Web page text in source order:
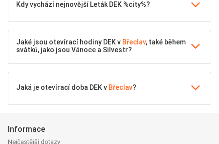
Kdy vychází nejnovější Leták DEK %city%?
Jaké jsou otevírací hodiny DEK v Břeclav, také během
svátků, jako jsou Vánoce a Silvestr?
Jaká je otevírací doba DEK v Břeclav?
Informace
Nejčastější dotazy